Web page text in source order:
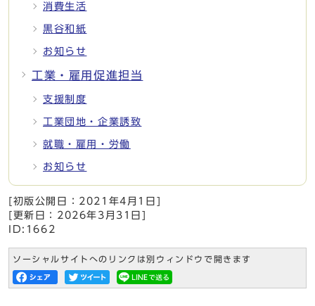
消費生活
黒谷和紙
お知らせ
工業・雇用促進担当
支援制度
工業団地・企業誘致
就職・雇用・労働
お知らせ
[初版公開日： 2021年4月1日
[更新日： 2026年3月31日
ID:1662
ソーシャルサイトへのリンクは別ウィンドウで開きます